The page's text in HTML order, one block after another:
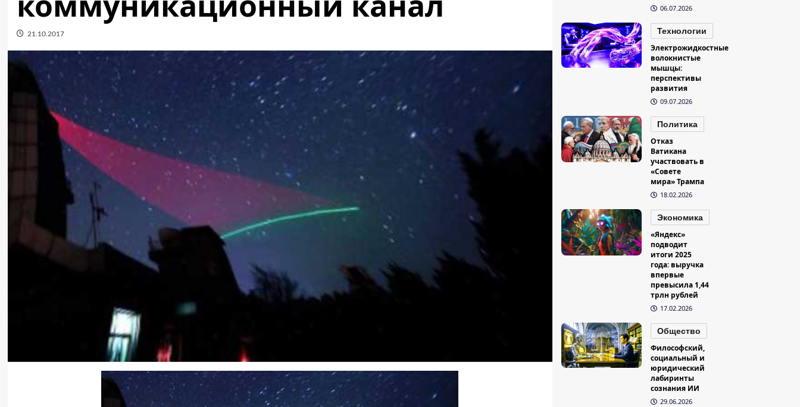
21.10.2017
06.07.2026
Технологии
Электрожидкостные
волокнистые
мышцы:
перспективы
развития
09.07.2026
Политика
Отказ
Ватикана
участвовать в
«Совете
мира» Трампа
18.02.2026
Экономика
«Яндекс»
подводит
итоги 2025
года: выручка
впервые
превысила 1,44
трлн рублей
17.02.2026
Общество
Философский,
социальный и
юридический
лабиринты
сознания ИИ
29.06.2026